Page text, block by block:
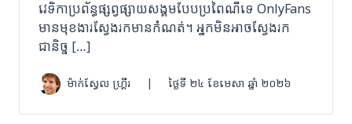
វេទិកាប្រព័ន្ធផ្សព្វផ្សាយសង្គមបែបប្រពៃណីទេ OnlyFans
មានមុខងារស្វែងរកមានកំណត់។ អ្នកមិនអាចស្វែងរក
ជានិច្ច […]
ម៉ាក់ស្វែល ហ្គ្រីរ ថ្ងៃទី ២៤ ខែមេសា ឆ្នាំ ២០២៦